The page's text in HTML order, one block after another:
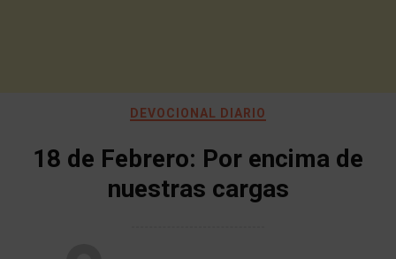
DEVOCIONAL DIARIO
18 de Febrero: Por encima de
nuestras cargas